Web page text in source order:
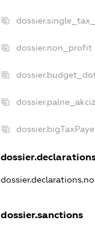
dossier.non_profit
dossier.palne_akciz
dossier.sanctions